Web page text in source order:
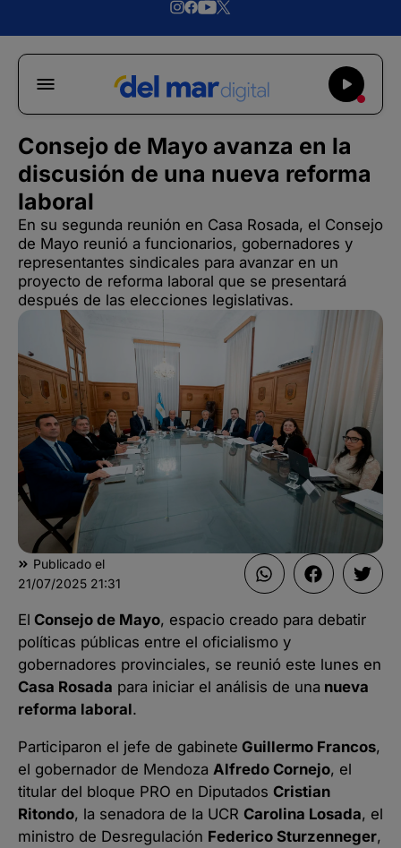
Consejo de Mayo avanza en la
discusión de una nueva reforma
laboral
En su segunda reunión en Casa Rosada, el Consejo
de Mayo reunió a funcionarios, gobernadores y
representantes sindicales para avanzar en un
proyecto de reforma laboral que se presentará
después de las elecciones legislativas.
Publicado el
21/07/2025 21:31
El Consejo de Mayo, espacio creado para debatir
políticas públicas entre el oficialismo y
gobernadores provinciales, se reunió este lunes en
Casa Rosada para iniciar el análisis de una nueva
reforma laboral.
Participaron el jefe de gabinete Guillermo Francos,
el gobernador de Mendoza Alfredo Cornejo, el
titular del bloque PRO en Diputados Cristian
Ritondo, la senadora de la UCR Carolina Losada, el
ministro de Desregulación Federico Sturzenneger,